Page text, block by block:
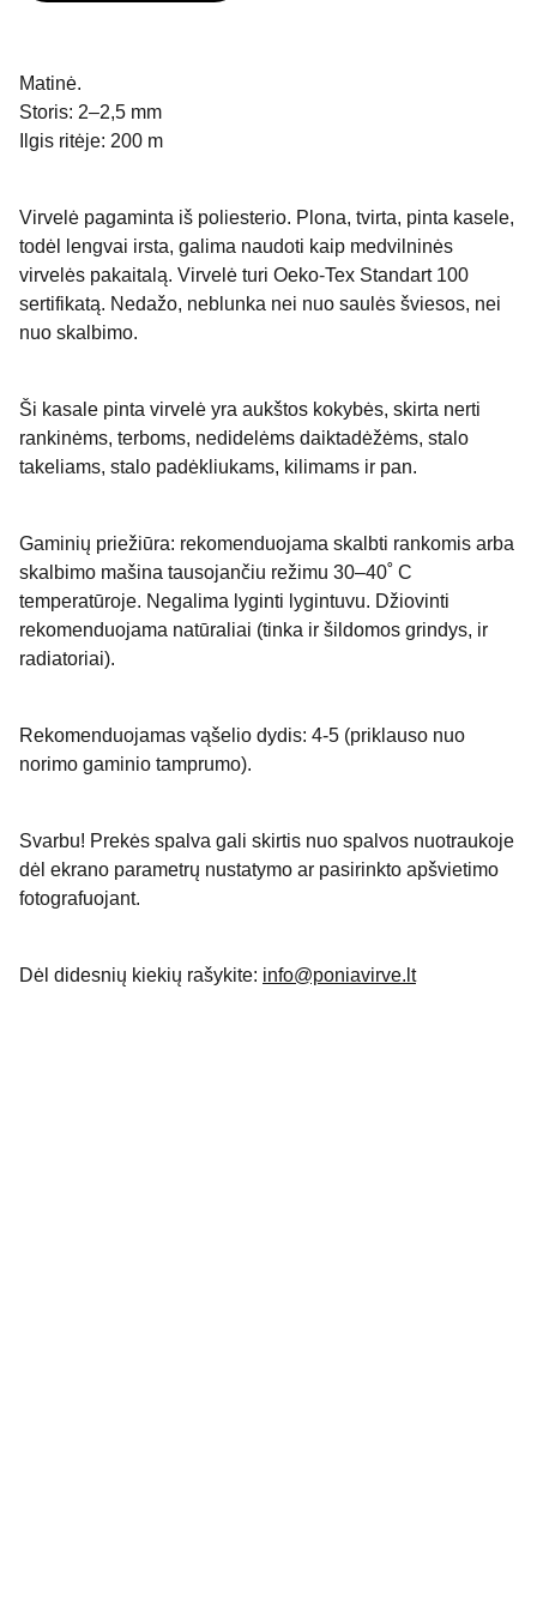
Matinė.
Storis: 2–2,5 mm
Ilgis ritėje: 200 m
Virvelė pagaminta iš poliesterio. Plona, tvirta, pinta kasele,
todėl lengvai irsta, galima naudoti kaip medvilninės
virvelės pakaitalą. Virvelė turi Oeko-Tex Standart 100
sertifikatą. Nedažo, neblunka nei nuo saulės šviesos, nei
nuo skalbimo.
Ši kasale pinta virvelė yra aukštos kokybės, skirta nerti
rankinėms, terboms, nedidelėms daiktadėžėms, stalo
takeliams, stalo padėkliukams, kilimams ir pan.
Gaminių priežiūra: rekomenduojama skalbti rankomis arba
skalbimo mašina tausojančiu režimu 30–40˚ C
temperatūroje. Negalima lyginti lygintuvu. Džiovinti
rekomenduojama natūraliai (tinka ir šildomos grindys, ir
radiatoriai).
Rekomenduojamas vąšelio dydis: 4-5 (priklauso nuo
norimo gaminio tamprumo).
Svarbu! Prekės spalva gali skirtis nuo spalvos nuotraukoje
dėl ekrano parametrų nustatymo ar pasirinkto apšvietimo
fotografuojant.
Dėl didesnių kiekių rašykite: info@poniavirve.lt